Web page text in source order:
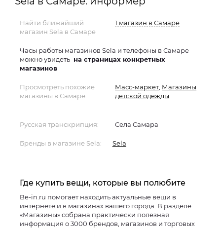
Найти ближайший
магазин Sela в Самаре
1 магазин в Самаре
Часы работы магазинов Sela и телефоны в Самаре
можно увидеть на страницах конкретных
магазинов
Просмотреть похожие
магазины в Самаре:
Масс-маркет, Магазины
детской одежды
Русская транскрипция: Села Самара
Бренды в магазине Sela: Sela
Где купить вещи, которые вы полюбите
Be-in.ru помогает находить актуальные вещи в
интернете и в магазинах вашего города. В разделе
«Магазины» собрана практически полезная
информация о 3000 брендов, магазинов и торговых